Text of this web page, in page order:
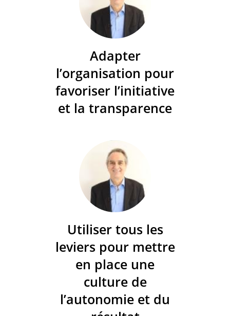
Adapter
l’organisation pour
favoriser l’initiative
et la transparence
Utiliser tous les
leviers pour mettre
en place une
culture de
l’autonomie et du